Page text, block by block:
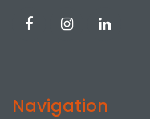
Navigation